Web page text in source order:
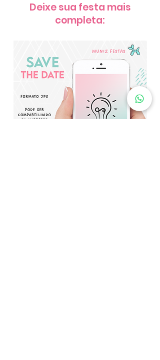
Deixe sua festa mais
completa: